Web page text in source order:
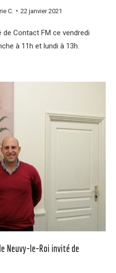
C. 22 janvier 2021
de Contact FM ce vendredi
à 11h et lundi à 13h.
Neuvy-le-Roi invité de